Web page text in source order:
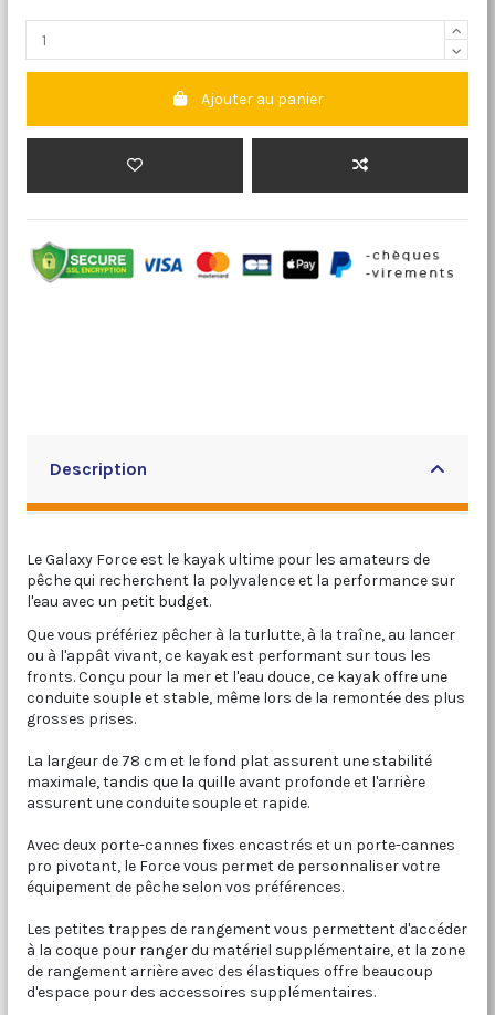
Ajouter au panier
Description
Le Galaxy Force est le kayak ultime pour les amateurs de
pêche qui recherchent la polyvalence et la performance sur
l'eau avec un petit budget.
Que vous préfériez pêcher à la turlutte, à la traîne, au lancer
ou à l'appât vivant, ce kayak est performant sur tous les
fronts. Conçu pour la mer et l'eau douce, ce kayak offre une
conduite souple et stable, même lors de la remontée des plus
grosses prises.
La largeur de 78 cm et le fond plat assurent une stabilité
maximale, tandis que la quille avant profonde et l'arrière
assurent une conduite souple et rapide.
Avec deux porte-cannes fixes encastrés et un porte-cannes
pro pivotant, le Force vous permet de personnaliser votre
équipement de pêche selon vos préférences.
Les petites trappes de rangement vous permettent d'accéder
à la coque pour ranger du matériel supplémentaire, et la zone
de rangement arrière avec des élastiques offre beaucoup
d'espace pour des accessoires supplémentaires.